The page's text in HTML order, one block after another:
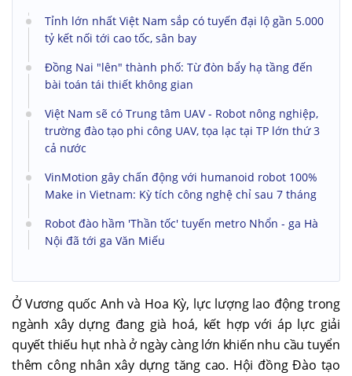
Tỉnh lớn nhất Việt Nam sắp có tuyến đại lộ gần 5.000
tỷ kết nối tới cao tốc, sân bay
Đồng Nai "lên" thành phố: Từ đòn bẩy hạ tầng đến
bài toán tái thiết không gian
Việt Nam sẽ có Trung tâm UAV - Robot nông nghiệp,
trường đào tạo phi công UAV, tọa lạc tại TP lớn thứ 3
cả nước
VinMotion gây chấn động với humanoid robot 100%
Make in Vietnam: Kỳ tích công nghệ chỉ sau 7 tháng
Robot đào hầm 'Thần tốc' tuyến metro Nhổn - ga Hà
Nội đã tới ga Văn Miếu
Ở Vương quốc Anh và Hoa Kỳ, lực lượng lao động trong
ngành xây dựng đang già hoá, kết hợp với áp lực giải
quyết thiếu hụt nhà ở ngày càng lớn khiến nhu cầu tuyển
thêm công nhân xây dựng tăng cao. Hội đồng Đào tạo